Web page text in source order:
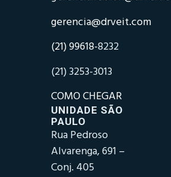
gerencia@drveit.com
(21) 99618-8232
(21) 3253-3013
COMO CHEGAR
UNIDADE SÃO
PAULO
Rua Pedroso
Alvarenga, 691 –
Conj. 405